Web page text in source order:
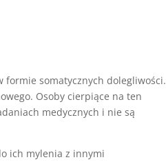
somatycznych dolegliwości.
Osoby cierpiące na ten
medycznych i nie są
ich mylenia z innymi